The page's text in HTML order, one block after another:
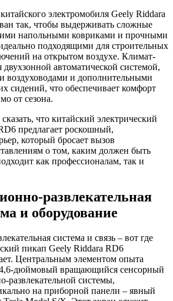
электромобиля Geely Riddara
так, чтобы выдерживать сложные
напольными ковриками и прочными
подходящими для строительных
на открытом воздухе. Климат-
двухзонной автоматической системой,
воздуховодами и дополнительными
сидений, что обеспечивает комфорт
от сезона.
что китайский электрический
предлагает роскошный,
который бросает вызов
о том, каким должен быть
как профессионалам, так и
развлекательная
и оборудование
система и связь – вот где
пикап Geely Riddara RD6
Центральным элементом опыта
дюймовый вращающийся сенсорный
развлекательной системы,
на приборной панели – явный